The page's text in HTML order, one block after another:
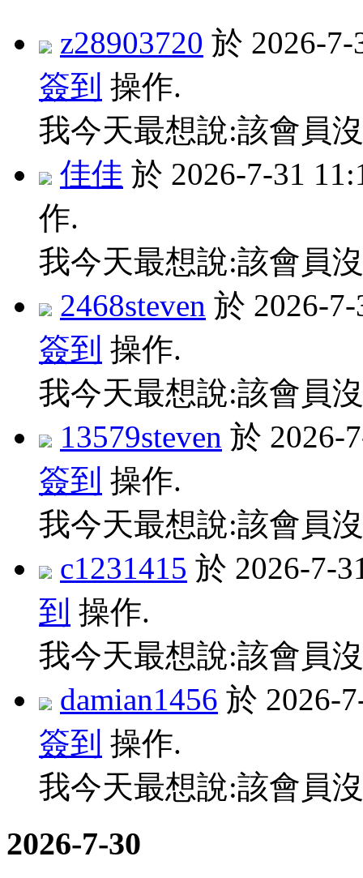
z28903720 於 2026-
簽到 操作.
我今天最想說:該會員
佳佳 於 2026-7-31
作.
我今天最想說:該會員
2468steven 於 2026-
簽到 操作.
我今天最想說:該會員
13579steven 於 2026-
簽到 操作.
我今天最想說:該會員
c1231415 於 2026-7-
到 操作.
我今天最想說:該會員
damian1456 於 2026-
簽到 操作.
我今天最想說:該會員
2026-7-30